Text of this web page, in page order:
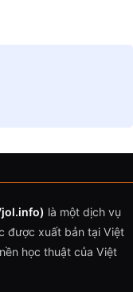
là một dịch vụ
được xuất bản tại Việt
học thuật của Việt